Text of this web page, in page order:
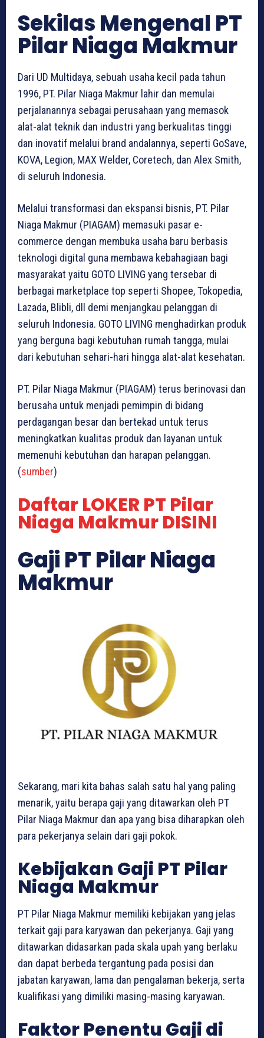
Sekilas Mengenal PT
Pilar Niaga Makmur
Dari UD Multidaya, sebuah usaha kecil pada tahun
1996, PT. Pilar Niaga Makmur lahir dan memulai
perjalanannya sebagai perusahaan yang memasok
alat-alat teknik dan industri yang berkualitas tinggi
dan inovatif melalui brand andalannya, seperti GoSave,
KOVA, Legion, MAX Welder, Coretech, dan Alex Smith,
di seluruh Indonesia.
Melalui transformasi dan ekspansi bisnis, PT. Pilar
Niaga Makmur (PIAGAM) memasuki pasar e-
commerce dengan membuka usaha baru berbasis
teknologi digital guna membawa kebahagiaan bagi
masyarakat yaitu GOTO LIVING yang tersebar di
berbagai marketplace top seperti Shopee, Tokopedia,
Lazada, Blibli, dll demi menjangkau pelanggan di
seluruh Indonesia. GOTO LIVING menghadirkan produk
yang berguna bagi kebutuhan rumah tangga, mulai
dari kebutuhan sehari-hari hingga alat-alat kesehatan.
PT. Pilar Niaga Makmur (PIAGAM) terus berinovasi dan
berusaha untuk menjadi pemimpin di bidang
perdagangan besar dan bertekad untuk terus
meningkatkan kualitas produk dan layanan untuk
memenuhi kebutuhan dan harapan pelanggan.
(sumber)
Daftar LOKER PT Pilar
Niaga Makmur DISINI
Gaji PT Pilar Niaga
Makmur
Sekarang, mari kita bahas salah satu hal yang paling
menarik, yaitu berapa gaji yang ditawarkan oleh PT
Pilar Niaga Makmur dan apa yang bisa diharapkan oleh
para pekerjanya selain dari gaji pokok.
Kebijakan Gaji PT Pilar
Niaga Makmur
PT Pilar Niaga Makmur memiliki kebijakan yang jelas
terkait gaji para karyawan dan pekerjanya. Gaji yang
ditawarkan didasarkan pada skala upah yang berlaku
dan dapat berbeda tergantung pada posisi dan
jabatan karyawan, lama dan pengalaman bekerja, serta
kualifikasi yang dimiliki masing-masing karyawan.
Faktor Penentu Gaji di